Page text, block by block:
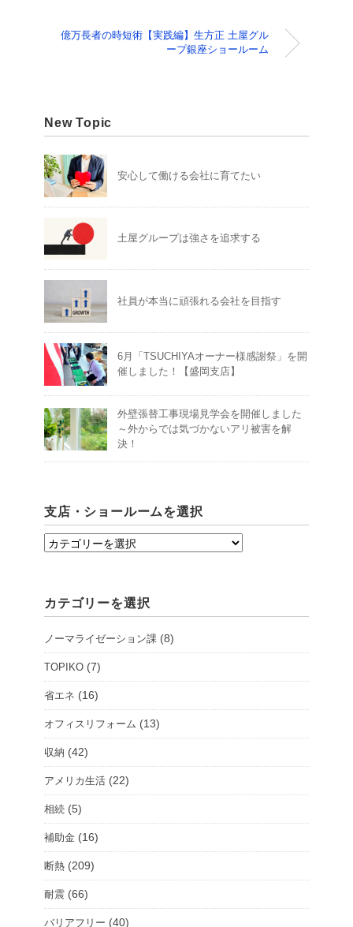
億万長者の時短術【実践編】生方正 土屋グル
ープ銀座ショールーム
New Topic
安心して働ける会社に育てたい
土屋グループは強さを追求する
社員が本当に頑張れる会社を目指す
6月「TSUCHIYAオーナー様感謝祭」を開
催しました！【盛岡支店】
外壁張替工事現場見学会を開催しました
～外からでは気づかないアリ被害を解
決！
支店・ショールームを選択
支
ョ
ル
ー
を
選
択
カテゴリーを選択
ノーマライゼーション課 (8)
TOPIKO (7)
省エネ (16)
オフィスリフォーム (13)
収納 (42)
アメリカ生活 (22)
相続 (5)
補助金 (16)
断熱 (209)
耐震 (66)
バリアフリー (40)